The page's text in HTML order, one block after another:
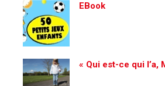
EBook
« Qui est-ce qui l’a,